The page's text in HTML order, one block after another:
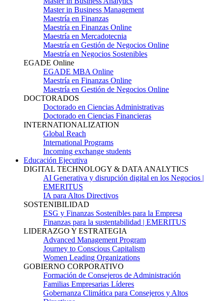
Master in Business Management
Maestría en Finanzas
Maestría en Finanzas Online
Maestría en Mercadotecnia
Maestría en Gestión de Negocios Online
Maestría en Negocios Sostenibles
EGADE Online
EGADE MBA Online
Maestría en Finanzas Online
Maestría en Gestión de Negocios Online
DOCTORADOS
Doctorado en Ciencias Administrativas
Doctorado en Ciencias Financieras
INTERNATIONALIZATION
Global Reach
International Programs
Incoming exchange students
Educación Ejecutiva
DIGITAL TECHNOLOGY & DATA ANALYTICS
AI Generativa y disrupción digital en los Negocios |
EMERITUS
IA para Altos Directivos
SOSTENIBILIDAD
ESG y Finanzas Sostenibles para la Empresa
Finanzas para la sustentabilidad | EMERITUS
LIDERAZGO Y ESTRATEGIA
Advanced Management Program
Journey to Conscious Capitalism
Women Leading Organizations
GOBIERNO CORPORATIVO
Formación de Consejeros de Administración
Familias Empresarias Líderes
Gobernanza Climática para Consejeros y Altos